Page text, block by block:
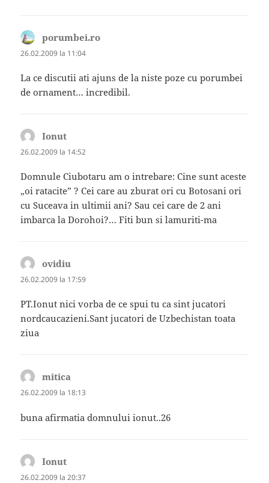
porumbei.ro
26.02.2009 la 11:04
La ce discutii ati ajuns de la niste poze cu porumbei
de ornament… incredibil.
Ionut
26.02.2009 la 14:52
Domnule Ciubotaru am o intrebare: Cine sunt aceste
„oi ratacite” ? Cei care au zburat ori cu Botosani ori
cu Suceava in ultimii ani? Sau cei care de 2 ani
imbarca la Dorohoi?… Fiti bun si lamuriti-ma
ovidiu
26.02.2009 la 17:59
PT.Ionut nici vorba de ce spui tu ca sint jucatori
nordcaucazieni.Sant jucatori de Uzbechistan toata
ziua
mitica
26.02.2009 la 18:13
buna afirmatia domnului ionut..26
Ionut
26.02.2009 la 20:37